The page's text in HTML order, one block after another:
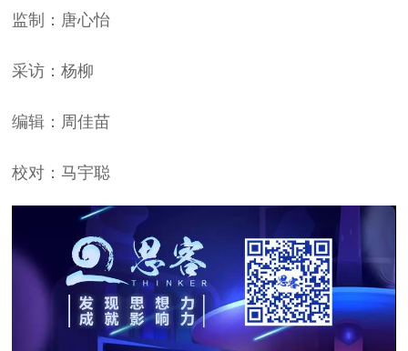
监制：唐心怡
采访：杨柳
编辑：周佳苗
校对：马宇聪